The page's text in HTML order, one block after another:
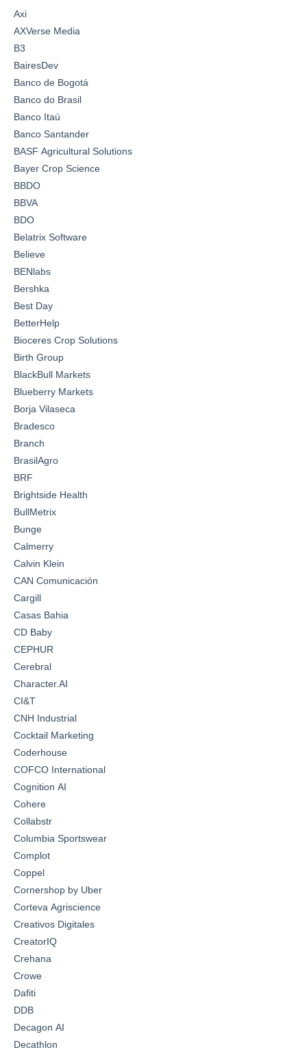
Axi
AXVerse Media
B3
BairesDev
Banco de Bogotá
Banco do Brasil
Banco Itaú
Banco Santander
BASF Agricultural Solutions
Bayer Crop Science
BBDO
BBVA
BDO
Belatrix Software
Believe
BENlabs
Bershka
Best Day
BetterHelp
Bioceres Crop Solutions
Birth Group
BlackBull Markets
Blueberry Markets
Borja Vilaseca
Bradesco
Branch
BrasilAgro
BRF
Brightside Health
BullMetrix
Bunge
Calmerry
Calvin Klein
CAN Comunicación
Cargill
Casas Bahia
CD Baby
CEPHUR
Cerebral
Character.AI
CI&T
CNH Industrial
Cocktail Marketing
Coderhouse
COFCO International
Cognition AI
Cohere
Collabstr
Columbia Sportswear
Complot
Coppel
Cornershop by Uber
Corteva Agriscience
Creativos Digitales
CreatorIQ
Crehana
Crowe
Dafiti
DDB
Decagon AI
Decathlon